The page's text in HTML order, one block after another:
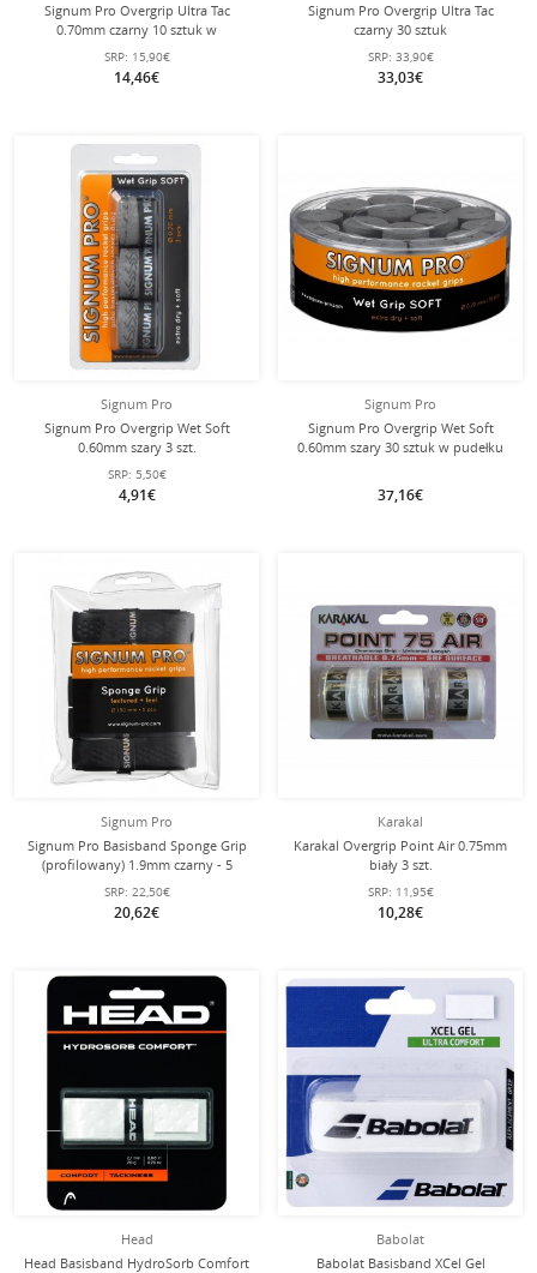
Signum Pro Overgrip Ultra Tac
0.70mm czarny 10 sztuk w
opakowaniu
SRP: 15,90€
14,46€
Signum Pro Overgrip Ultra Tac
czarny 30 sztuk
SRP: 33,90€
33,03€
Signum Pro
Signum Pro Overgrip Wet Soft
0.60mm szary 3 szt.
SRP: 5,50€
4,91€
Signum Pro
Signum Pro Overgrip Wet Soft
0.60mm szary 30 sztuk w pudełku
37,16€
Signum Pro
Signum Pro Basisband Sponge Grip
(profilowany) 1.9mm czarny - 5
sztuk w opakowaniu
SRP: 22,50€
20,62€
Karakal
Karakal Overgrip Point Air 0.75mm
biały 3 szt.
SRP: 11,95€
10,28€
Head
Head Basisband HydroSorb Comfort
Babolat
Babolat Basisband XCel Gel